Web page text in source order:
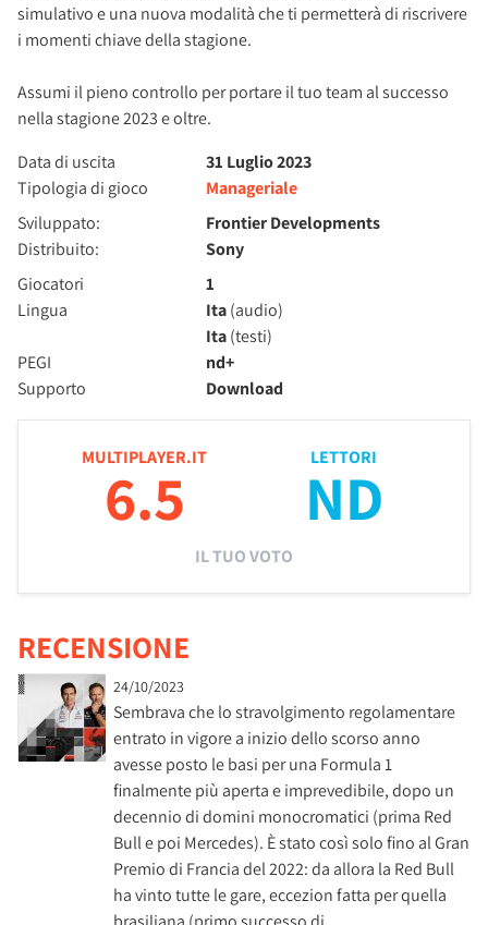
simulativo e una nuova modalità che ti permetterà di riscrivere
i momenti chiave della stagione.
Assumi il pieno controllo per portare il tuo team al successo
nella stagione 2023 e oltre.
Data di uscita
31 Luglio 2023
Tipologia di gioco
Manageriale
Sviluppato:
Frontier Developments
Distribuito:
Sony
Giocatori
1
Lingua
Ita(audio)
Ita(testi)
PEGI
nd+
Supporto
Download
MULTIPLAYER.IT
6.5
LETTORI
ND
IL TUO VOTO
RECENSIONE
24/10/2023
Sembrava che lo stravolgimento regolamentare
entrato in vigore a inizio dello scorso anno
avesse posto le basi per una Formula 1
finalmente più aperta e imprevedibile, dopo un
decennio di domini monocromatici (prima Red
Bull e poi Mercedes). È stato così solo fino al Gran
Premio di Francia del 2022: da allora la Red Bull
ha vinto tutte le gare, eccezion fatta per quella